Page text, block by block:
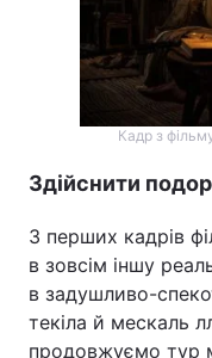
Кадр з
Здійснити
З перших кадрів
в зовсім іншу
в задушливо-
текіла й мескаль
продовжуємо тур